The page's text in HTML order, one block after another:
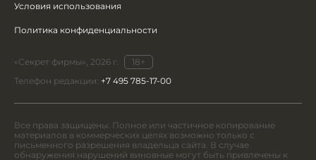
Условия использования
Политика конфиденциальности
«Секрет фирмы», 2026 г.
18+
Телефон редакции: +7 495 785-17-00
Все права защищены. Полное или частичное копирование
материалов в коммерческих целях возможно только с
письменного разрешения владельца сайта. В случае
обнаружения нарушений виновные могут быть привлечены к